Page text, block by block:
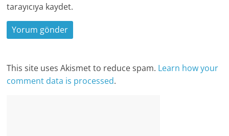
tarayıcıya kaydet.
This site uses Akismet to reduce spam. Learn how your
comment data is processed.